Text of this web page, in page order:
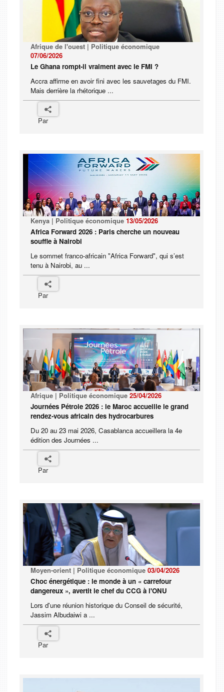
Afrique de l'ouest | Politique économique
07/06/2026
Le Ghana rompt-il vraiment avec le FMI ?
Accra affirme en avoir fini avec les sauvetages du FMI.
Mais derrière la rhétorique ...
Par
Kenya | Politique économique 13/05/2026
Africa Forward 2026 : Paris cherche un nouveau
souffle à Nairobi
Le sommet franco-africain "Africa Forward", qui s’est
tenu à Nairobi, au ...
Par
Afrique | Politique économique 25/04/2026
Journées Pétrole 2026 : le Maroc accueille le grand
rendez-vous africain des hydrocarbures
Du 20 au 23 mai 2026, Casablanca accueillera la 4e
édition des Journées ...
Par
Moyen-orient | Politique économique 03/04/2026
Choc énergétique : le monde à un « carrefour
dangereux », avertit le chef du CCG à l'ONU
Lors d'une réunion historique du Conseil de sécurité,
Jassim Albudaiwi a ...
Par